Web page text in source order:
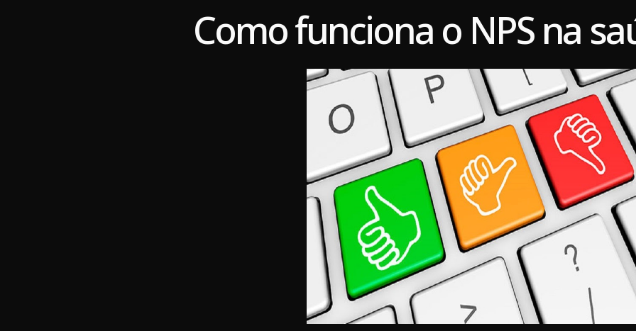
Como funciona o NPS na